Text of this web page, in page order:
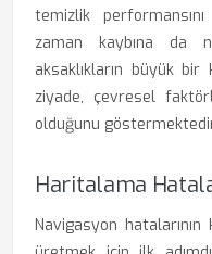
temizlik
zaman kaybına da
aksaklıkların büyük bir
ziyade, çevresel
olduğunu
Haritalama
Navigasyon hatalarının